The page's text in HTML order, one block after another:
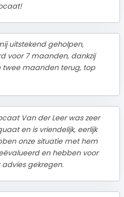
uitstekend geholpen,
voor 7 maanden, dankzij
twee maanden terug, top
Van der Leer was zeer
en is vriendelijk, eerlijk
onze situatie met hem
en hebben voor
gekregen.